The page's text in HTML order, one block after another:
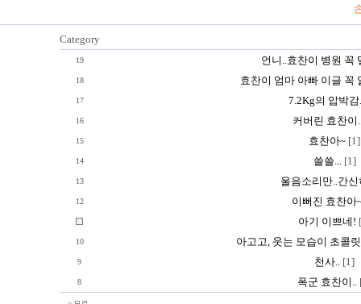
Category
19 언니..효찬이 병원 꼭
18 효찬이 엄마 아빠 이글 꼭
17 7.2Kg의 압박감
16 커버린 효찬이
15 효찬아~ [1]
14 쓸쓸...[1]
13 울음소리만..간신
12
이뻐진 효찬아
아기 이쁘네!
10 아고고, 웃는 모습이 초콜
9 천사.. [1]
8 폭군 효찬이..